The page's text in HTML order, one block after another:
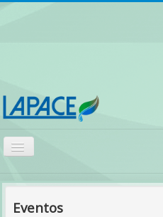
Alternar
Página Inicial
Pesquisa
Eventos